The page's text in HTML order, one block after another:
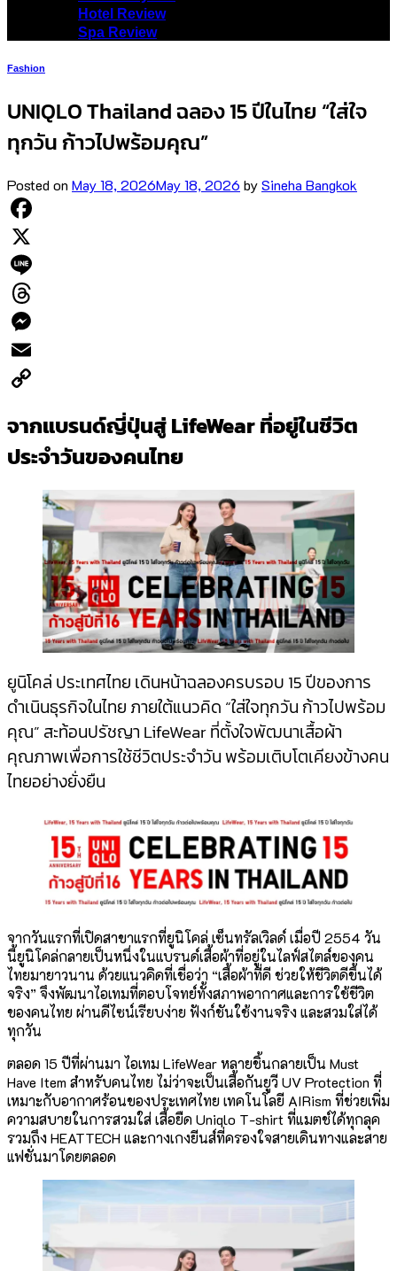
Hotel Review
Spa Review
Fashion
UNIQLO Thailand ฉลอง 15 ปีในไทย “ใส่ใจ
ทุกวัน ก้าวไปพร้อมคุณ”
Posted on May 18, 2026May 18, 2026 bySineha Bangkok
Facebook
X
Line
Threads
Messenger
Email
Link
จากแบรนด์ญี่ปุ่นสู่ LifeWearที่อยู่ในชีวิต
ประจำวันของคนไทย
ยูนิโคล่ ประเทศไทย เดินหน้าฉลองครบรอบ 15 ปีของการ
ดำเนินธุรกิจในไทย ภายใต้แนวคิด “ใส่ใจทุกวัน ก้าวไปพร้อม
คุณ” สะท้อนปรัชญา LifeWear ที่ตั้งใจพัฒนาเสื้อผ้า
คุณภาพเพื่อการใช้ชีวิตประจำวัน พร้อมเติบโตเคียงข้างคน
ไทยอย่างยั่งยืน
จากวันแรกที่เปิดสาขาแรกที่ยูนิโคล่ เซ็นทรัลเวิลด์ เมื่อปี 2554 วัน
นี้ยูนิโคล่กลายเป็นหนึ่งในแบรนด์เสื้อผ้าที่อยู่ในไลฟ์สไตล์ของคน
ไทยมายาวนาน ด้วยแนวคิดที่เชื่อว่า “เสื้อผ้าที่ดี ช่วยให้ชีวิตดีขึ้นได้
จริง” จึงพัฒนาไอเทมที่ตอบโจทย์ทั้งสภาพอากาศและการใช้ชีวิต
ของคนไทย ผ่านดีไซน์เรียบง่าย ฟังก์ชันใช้งานจริง และสวมใส่ได้
ทุกวัน
ตลอด 15 ปีที่ผ่านมา ไอเทม LifeWear หลายชิ้นกลายเป็น Must
Have Item สำหรับคนไทย ไม่ว่าจะเป็นเสื้อกันยูวี UV Protection ที่
เหมาะกับอากาศร้อนของประเทศไทย เทคโนโลยี AIRism ที่ช่วยเพิ่ม
ความสบายในการสวมใส่ เสื้อยืด Uniqlo T-shirt ที่แมตช์ได้ทุกลุค
รวมถึง HEATTECH และกางเกงยีนส์ที่ครองใจสายเดินทางและสาย
แฟชั่นมาโดยตลอด